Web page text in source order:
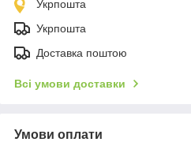
Укрпошта
Укрпошта
Доставка поштою
Всі умови доставки
Умови оплати